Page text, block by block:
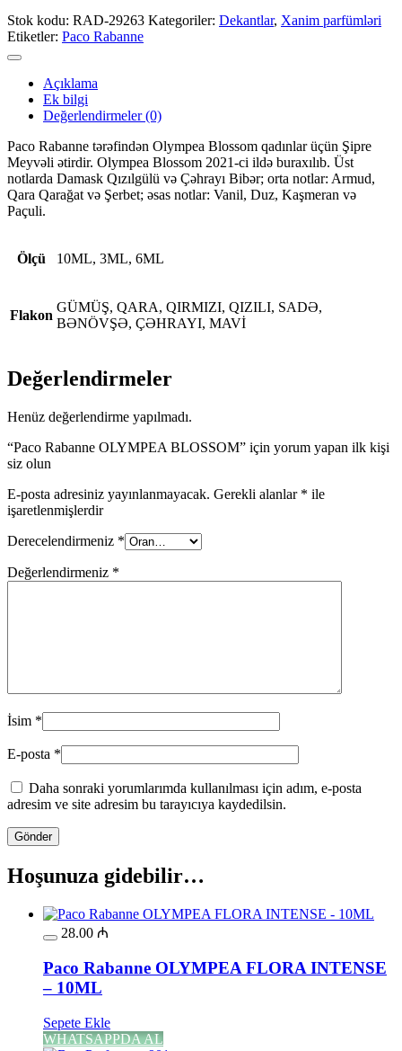
Stok kodu: RAD-29263 Kategoriler: Dekantlar, Xanim parfümləri
Etiketler: Paco Rabanne
Açıklama
Ek bilgi
Değerlendirmeler (0)
Paco Rabanne tərəfindən Olympea Blossom qadınlar üçün Şipre
Meyvəli ətirdir. Olympea Blossom 2021-ci ildə buraxılıb. Üst
notlarda Damask Qızılgülü və Çəhrayı Bibər; orta notlar: Armud,
Qara Qarağat və Şerbet; əsas notlar: Vanil, Duz, Kaşmeran və
Paçuli.
Ölçü 10ML, 3ML, 6ML
Flakon
GÜMÜŞ, QARA, QIRMIZI, QIZILI, SADƏ,
BƏNÖVŞƏ, ÇƏHRAYI, MAVİ
Değerlendirmeler
Henüz değerlendirme yapılmadı.
“Paco Rabanne OLYMPEA BLOSSOM” için yorum yapan ilk kişi
siz olun
E-posta adresiniz yayınlanmayacak. Gerekli alanlar * ile
işaretlenmişlerdir
Derecelendirmeniz *
Değerlendirmeniz *
İsim *
E-posta *
Daha sonraki yorumlarımda kullanılması için adım, e-posta
adresim ve site adresim bu tarayıcıya kaydedilsin.
Hoşunuza gidebilir…
28.00 ₼
Paco Rabanne OLYMPEA FLORA INTENSE
– 10ML
Sepete Ekle
WHATSAPPDA AL